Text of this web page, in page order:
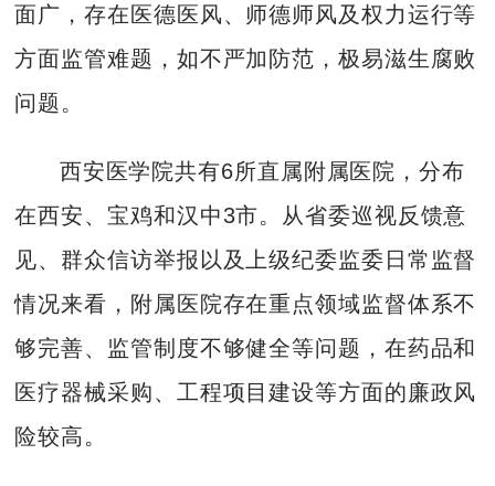
面广，存在医德医风、师德师风及权力运行等
方面监管难题，如不严加防范，极易滋生腐败
问题。
西安医学院共有6所直属附属医院，分布
在西安、宝鸡和汉中3市。从省委巡视反馈意
见、群众信访举报以及上级纪委监委日常监督
情况来看，附属医院存在重点领域监督体系不
够完善、监管制度不够健全等问题，在药品和
医疗器械采购、工程项目建设等方面的廉政风
险较高。